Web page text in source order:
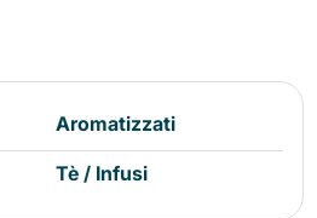
Aromatizzati
Tè / Infusi